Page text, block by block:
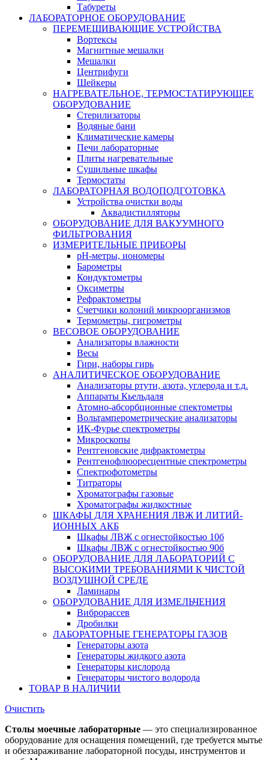
Табуреты
ЛАБОРАТОРНОЕ ОБОРУДОВАНИЕ
ПЕРЕМЕШИВАЮЩИЕ УСТРОЙСТВА
Вортексы
Магнитные мешалки
Мешалки
Центрифуги
Шейкеры
НАГРЕВАТЕЛЬНОЕ, ТЕРМОСТАТИРУЮЩЕЕ
ОБОРУДОВАНИЕ
Стерилизаторы
Водяные бани
Климатические камеры
Печи лабораторные
Плиты нагревательные
Сушильные шкафы
Термостаты
ЛАБОРАТОРНАЯ ВОДОПОДГОТОВКА
Устройства очистки воды
Аквадистилляторы
ОБОРУДОВАНИЕ ДЛЯ ВАКУУМНОГО
ФИЛЬТРОВАНИЯ
ИЗМЕРИТЕЛЬНЫЕ ПРИБОРЫ
pH-метры, иономеры
Барометры
Кондуктометры
Оксиметры
Рефрактометры
Счетчики колоний микроорганизмов
Термометры, гигрометры
ВЕСОВОЕ ОБОРУДОВАНИЕ
Анализаторы влажности
Весы
Гири, наборы гирь
АНАЛИТИЧЕСКОЕ ОБОРУДОВАНИЕ
Анализаторы ртути, азота, углерода и т.д.
Аппараты Кьельдаля
Атомно-абсорбционные спектометры
Вольтамперометрические анализаторы
ИК-Фурье спектрометры
Микроскопы
Рентгеновские дифрактометры
Рентгенофлюоресцентные спектрометры
Спектрофотометры
Титраторы
Хроматографы газовые
Хроматографы жидкостные
ШКАФЫ ДЛЯ ХРАНЕНИЯ ЛВЖ И ЛИТИЙ-
ИОННЫХ АКБ
Шкафы ЛВЖ с огнестойкостью 10б
Шкафы ЛВЖ с огнестойкостью 90б
ОБОРУДОВАНИЕ ДЛЯ ЛАБОРАТОРИЙ С
ВЫСОКИМИ ТРЕБОВАНИЯМИ К ЧИСТОЙ
ВОЗДУШНОЙ СРЕДЕ
Ламинары
ОБОРУДОВАНИЕ ДЛЯ ИЗМЕЛЬЧЕНИЯ
Виброрассев
Дробилки
ЛАБОРАТОРНЫЕ ГЕНЕРАТОРЫ ГАЗОВ
Генераторы азота
Генераторы жидкого азота
Генераторы кислорода
Генераторы чистого водорода
ТОВАР В НАЛИЧИИ
Очистить
Столы моечные лабораторные — это специализированное
оборудование для оснащения помещений, где требуется мытье
и обеззараживание лабораторной посуды, инструментов и